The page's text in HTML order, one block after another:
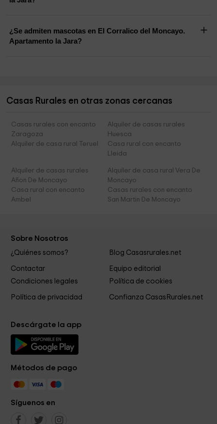
¿Se admiten mascotas en El Corralico del Moncayo.
Apartamento la Jara?
Casas Rurales en otras zonas cercanas
Casas rurales con encanto
Zaragoza
Alquiler de casas rurales
Huesca
Alquiler de casa rural Teruel
Casa rural con encanto
Lleida
Alquiler de casas rurales
Añon De Moncayo
Alquiler de casa rural Vera De
Moncayo
Casa rural con encanto
Ambel
Casas rurales con encanto
San Martin De Moncayo
Sobre Nosotros
¿Quiénes somos? Blog Casasrurales.net
Contactar
Equipo editorial
Condiciones legales
Política de cookies
Política de privacidad Confianza CasasRurales.net
Descárgate la app
Métodos de pago
Síguenos en